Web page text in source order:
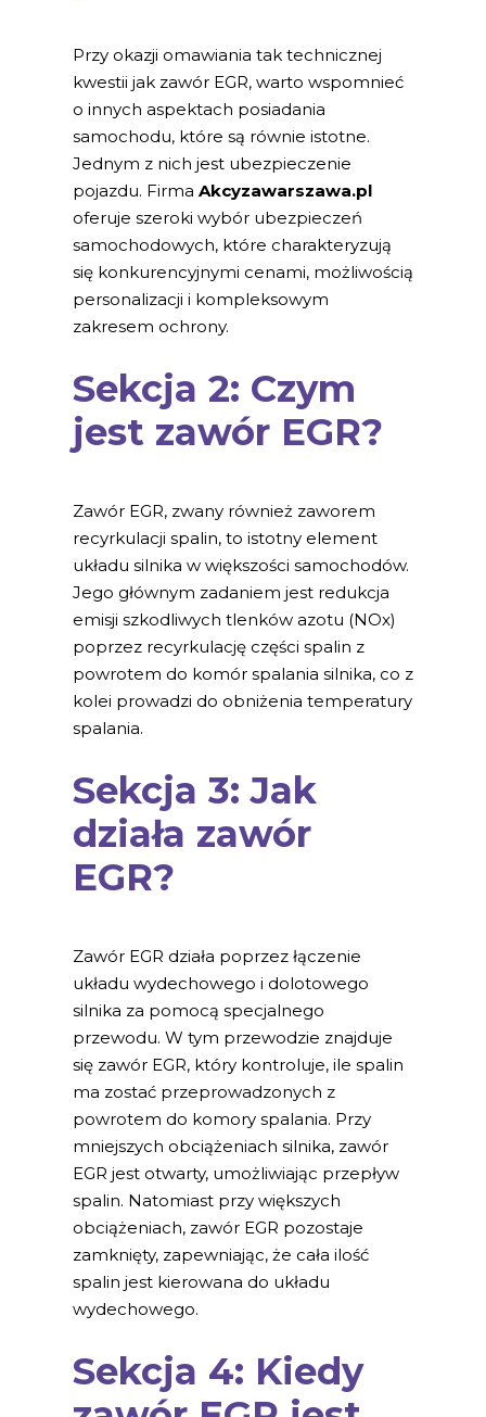
Przy okazji omawiania tak technicznej
kwestii jak zawór EGR, warto wspomnieć
o innych aspektach posiadania
samochodu, które są równie istotne.
Jednym z nich jest ubezpieczenie
pojazdu. Firma Akcyzawarszawa.pl
oferuje szeroki wybór ubezpieczeń
samochodowych, które charakteryzują
się konkurencyjnymi cenami, możliwością
personalizacji i kompleksowym
zakresem ochrony.
Sekcja 2: Czym
jest zawór EGR?
Zawór EGR, zwany również zaworem
recyrkulacji spalin, to istotny element
układu silnika w większości samochodów.
Jego głównym zadaniem jest redukcja
emisji szkodliwych tlenków azotu (NOx)
poprzez recyrkulację części spalin z
powrotem do komór spalania silnika, co z
kolei prowadzi do obniżenia temperatury
spalania.
Sekcja 3: Jak
działa zawór
EGR?
Zawór EGR działa poprzez łączenie
układu wydechowego i dolotowego
silnika za pomocą specjalnego
przewodu. W tym przewodzie znajduje
się zawór EGR, który kontroluje, ile spalin
ma zostać przeprowadzonych z
powrotem do komory spalania. Przy
mniejszych obciążeniach silnika, zawór
EGR jest otwarty, umożliwiając przepływ
spalin. Natomiast przy większych
obciążeniach, zawór EGR pozostaje
zamknięty, zapewniając, że cała ilość
spalin jest kierowana do układu
wydechowego.
Sekcja 4: Kiedy